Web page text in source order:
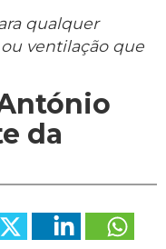
qualquer
ventilação que
da